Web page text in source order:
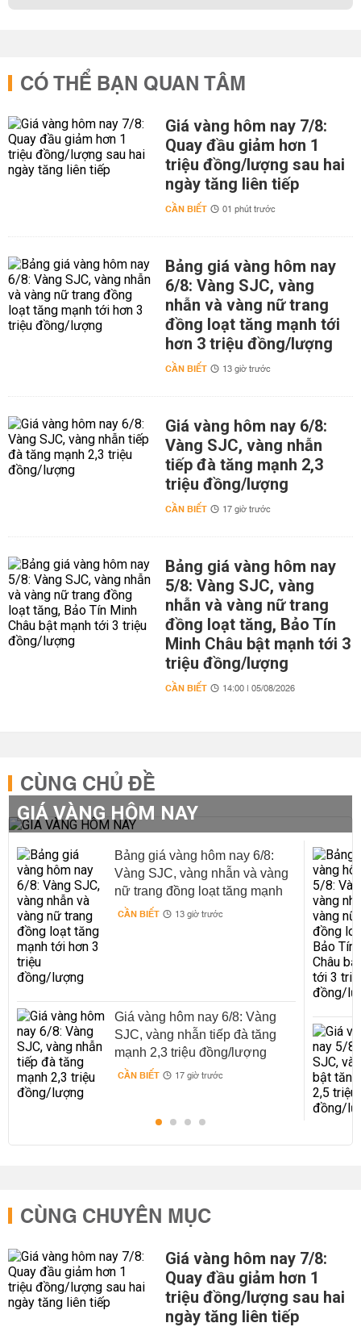
CÓ THỂ BẠN QUAN TÂM
Giá vàng hôm nay 7/8:
Quay đầu giảm hơn 1
triệu đồng/lượng sau hai
ngày tăng liên tiếp
CẦN BIẾT 01 phút trước
Bảng giá vàng hôm nay
6/8: Vàng SJC, vàng
nhẫn và vàng nữ trang
đồng loạt tăng mạnh tới
hơn 3 triệu đồng/lượng
CẦN BIẾT 13 giờ trước
Giá vàng hôm nay 6/8:
Vàng SJC, vàng nhẫn
tiếp đà tăng mạnh 2,3
triệu đồng/lượng
CẦN BIẾT 17 giờ trước
Bảng giá vàng hôm nay
5/8: Vàng SJC, vàng
nhẫn và vàng nữ trang
đồng loạt tăng, Bảo Tín
Minh Châu bật mạnh tới 3
triệu đồng/lượng
CẦN BIẾT 14:00 | 05/08/2026
CÙNG CHỦ ĐỀ
GIÁ VÀNG HÔM NAY
Bảng giá vàng hôm nay 6/8:
Vàng SJC, vàng nhẫn và vàng
nữ trang đồng loạt tăng mạnh
tới hơn 3 triệu đồng/lượng
CẦN BIẾT 13 giờ trước
Giá vàng hôm nay 6/8: Vàng
SJC, vàng nhẫn tiếp đà tăng
mạnh 2,3 triệu đồng/lượng
CẦN BIẾT 17 giờ trước
CÙNG CHUYÊN MỤC
Giá vàng hôm nay 7/8:
Quay đầu giảm hơn 1
triệu đồng/lượng sau hai
ngày tăng liên tiếp